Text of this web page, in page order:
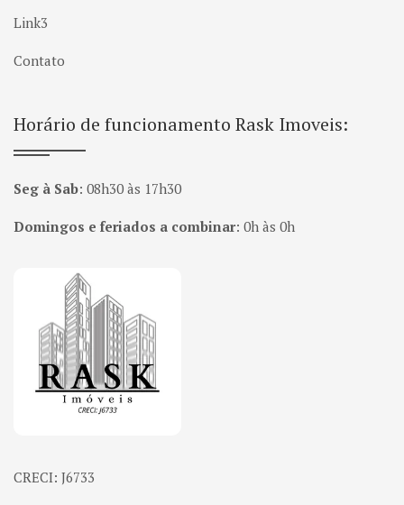
Link3
Contato
Horário de funcionamento Rask Imoveis:
Seg à Sab: 08h30 às 17h30
Domingos e feriados a combinar: 0h às 0h
Página inicial
CRECI: J6733